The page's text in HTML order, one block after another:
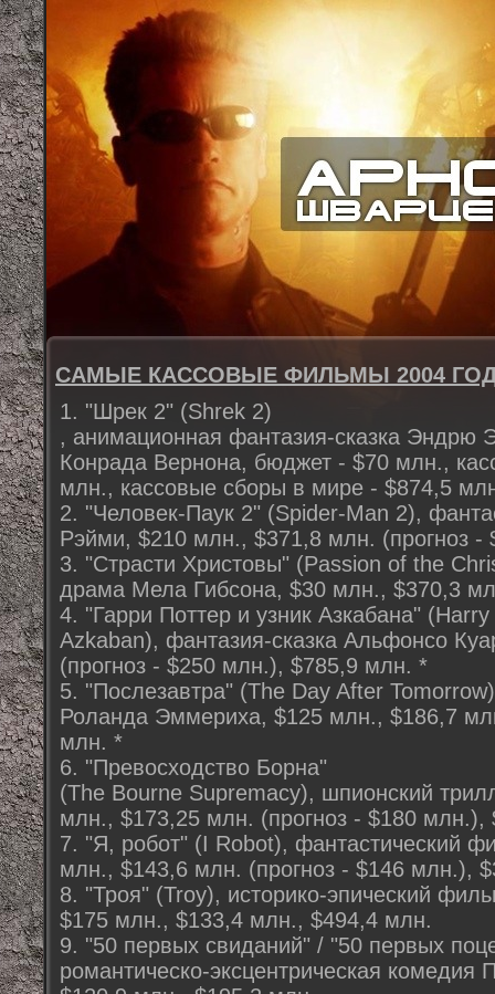
САМЫЕ КАССОВЫЕ ФИЛЬМЫ 2004
1. "Шрек 2" (Shrek 2)
, анимационная фантазия-сказка Эндрю
Конрада Вернона, бюджет - $70 млн.,
млн., кассовые сборы в мире - $874,5
2. "Человек-Паук 2" (Spider-Man 2),
Рэйми, $210 млн., $371,8 млн. (прогноз
3. "Страсти Христовы" (Passion of the
драма Мела Гибсона, $30 млн., $370,3
4. "Гарри Поттер и узник Азкабана"
Azkaban), фантазия-сказка Альфонсо
(прогноз - $250 млн.), $785,9 млн. *
5. "Послезавтра" (The Day After
Роланда Эммериха, $125 млн., $186,7
млн. *
6. "Превосходство Борна"
(The Bourne Supremacy), шпионский
млн., $173,25 млн. (прогноз - $180 млн.),
7. "Я, робот" (I Robot), фантастический
млн., $143,6 млн. (прогноз - $146 млн.),
8. "Троя" (Troy), историко-эпический
$175 млн., $133,4 млн., $494,4 млн.
9. "50 первых свиданий" / "50 первых
романтическо-эксцентрическая